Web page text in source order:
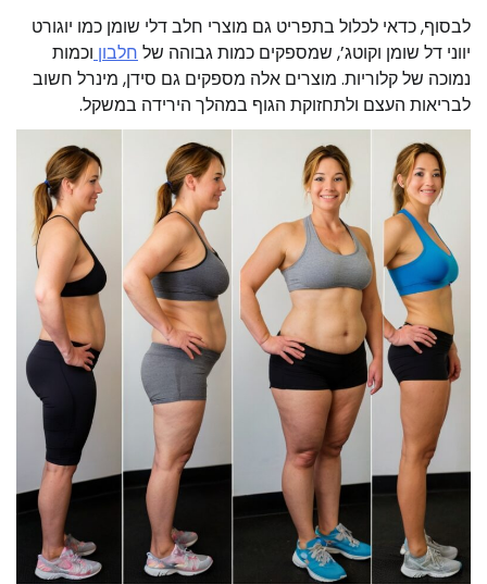
לבסוף, כדאי לכלול בתפריט גם מוצרי חלב דלי שומן כמו יוגורט
יווני דל שומן וקוטג’, שמספקים כמות גבוהה של חלבון וכמות
נמוכה של קלוריות. מוצרים אלה מספקים גם סידן, מינרל חשוב
לבריאות העצם ולתחזוקת הגוף במהלך הירידה במשקל.